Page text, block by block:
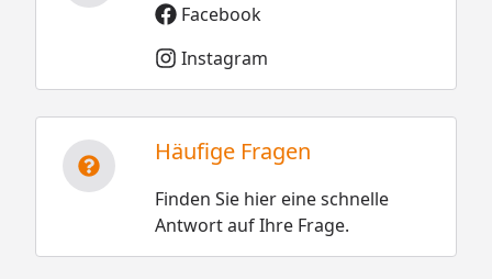
Facebook
Instagram
Häufige Fragen
Finden Sie hier eine schnelle
Antwort auf Ihre Frage.